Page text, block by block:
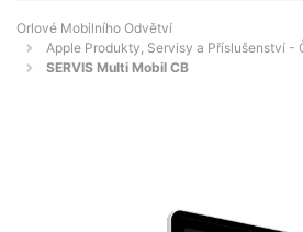
Orlové Mobilního Odvětví
Apple Produkty, Servisy a Příslušenství -
SERVIS Multi Mobil CB